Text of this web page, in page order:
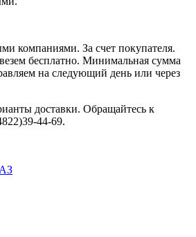
компаниями. За счет покупателя.
бесплатно. Минимальная сумма
на следующий день или через
доставки. Обращайтесь к
44-69.